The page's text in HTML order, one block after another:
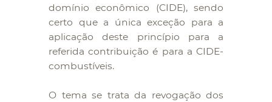
domínio econômico (CIDE), sendo
certo que a única exceção para a
aplicação deste princípio para a
referida contribuição é para a CIDE-
combustíveis.
O tema se trata da revogação dos